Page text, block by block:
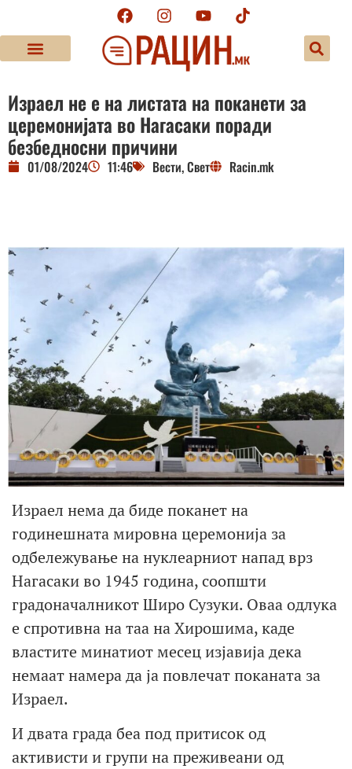
Израел не е на листата на поканети за
церемонијата во Нагасаки поради
безбедносни причини
01/08/2024 11:46 Вести,Свет Racin.mk
Израел нема да биде поканет на
годинешната мировна церемонија за
одбележување на нуклеарниот напад врз
Нагасаки во 1945 година, соопшти
градоначалникот Широ Сузуки. Оваа одлука
е спротивна на таа на Хирошима, каде
властите минатиот месец изјавија дека
немаат намера да ја повлечат поканата за
Израел.
И двата града беа под притисок од
активисти и групи на преживеани од